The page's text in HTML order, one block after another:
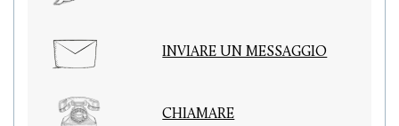
INVIARE UN MESSAGGIO
CHIAMARE